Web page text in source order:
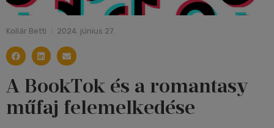
Kollár Betti 2024. június 27.
A BookTok és a romantasy
műfaj felemelkedése